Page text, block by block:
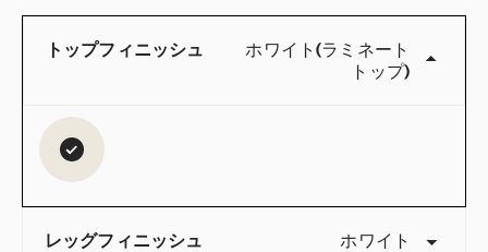
トップフィニッシュ
ホワイト(ラミネート
トップ)
レッグフィニッシュ ホワイト